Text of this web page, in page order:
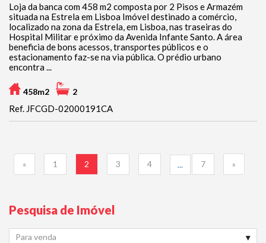
Loja da banca com 458 m2 composta por 2 Pisos e Armazém
situada na Estrela em Lisboa Imóvel destinado a comércio,
localizado na zona da Estrela, em Lisboa, nas traseiras do
Hospital Militar e próximo da Avenida Infante Santo. A área
beneficia de bons acessos, transportes públicos e o
estacionamento faz-se na via pública. O prédio urbano
encontra ...
458m2 2
Ref. JFCGD-02000191CA
« 1 2 3 4 ... 7 »
Pesquisa de Imóvel
Para venda